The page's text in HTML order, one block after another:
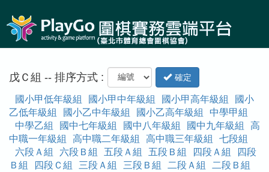
戊Ｃ組 -- 排序方式 : 確定
國小甲低年級組 國小甲中年級組 國小甲高年級組
國小
乙低年級組
國小乙中年級組 國小乙高年級組
中學甲組
中學乙組
國中七年級組 國中八年級組 國中九年級組
高
中職一年級組
高中職二年級組 高中職三年級組
七段組
六段Ａ組
六段Ｂ組 五段Ａ組 五段Ｂ組 四段Ａ組
四段
Ｂ組
四段Ｃ組 三段Ａ組 三段Ｂ組 二段Ａ組
二段Ｂ組